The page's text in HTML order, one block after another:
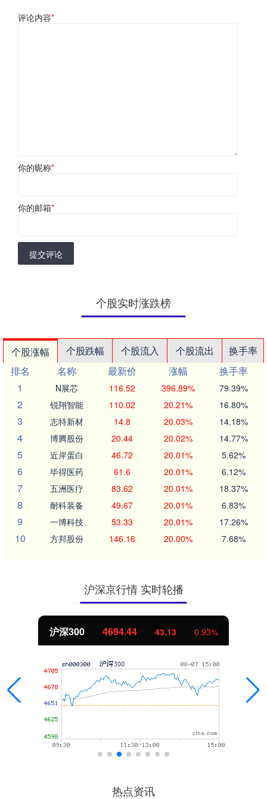
评论内容*
你的昵称*
你的邮箱*
提交评论
个股实时涨跌榜
个股涨幅 个股跌幅 个股流入 个股流出
换手率
排名
名称 最新价 涨幅
换手率
1
N展芯 116.52 396.89% 79.39%
2 锐翔智能 110.02 20.21% 16.80%
3 志特新材 14.8 20.03% 14.18%
4 博腾股份 20.44 20.02% 14.77%
5 近岸蛋白 46.72 20.01% 5.62%
6 毕得医药 61.6 20.01% 6.12%
7 五洲医疗 83.62 20.01% 18.37%
8 耐科装备 49.67 20.01% 6.83%
9 一博科技 53.33 20.01% 17.26%
10 方邦股份 146.16 20.00% 7.68%
沪深京行情 实时轮播
沪深300 4694.44 43.13 0.93%
热点资讯